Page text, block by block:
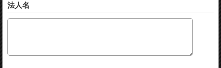
法人名